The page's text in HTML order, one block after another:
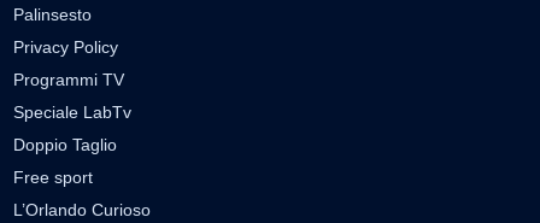
Palinsesto
Privacy Policy
Programmi TV
Speciale LabTv
Doppio Taglio
Free sport
L’Orlando Curioso